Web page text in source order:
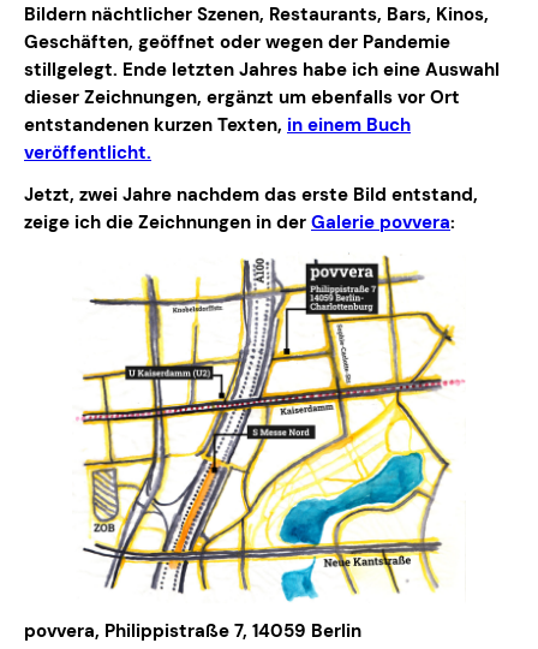
Bildern nächtlicher Szenen, Restaurants, Bars, Kinos,
Geschäften, geöffnet oder wegen der Pandemie
stillgelegt. Ende letzten Jahres habe ich eine Auswahl
dieser Zeichnungen, ergänzt um ebenfalls vor Ort
entstandenen kurzen Texten, in einem Buch
veröffentlicht.
Jetzt, zwei Jahre nachdem das erste Bild entstand,
zeige ich die Zeichnungen in der Galerie povvera:
povvera, Philippistraße 7, 14059 Berlin